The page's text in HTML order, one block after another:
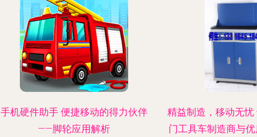
手机硬件助手 便捷移动的得力伙伴
——脚轮应用解析
精益制造，移动无
门工具车制造商与